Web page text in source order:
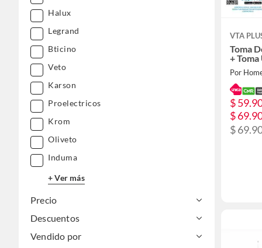
Halux
Legrand
Bticino
Veto
Karson
Proelectricos
Krom
Oliveto
Induma
+ Ver más
Precio
Descuentos
Vendido por
VTA
Toma
+
Por
$
$
$